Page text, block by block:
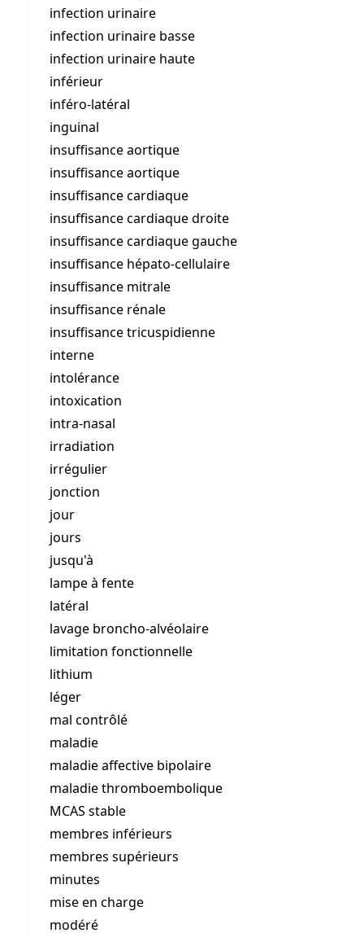
infection urinaire
infection urinaire basse
infection urinaire haute
inférieur
inféro-latéral
inguinal
insuffisance aortique
insuffisance aortique
insuffisance cardiaque
insuffisance cardiaque droite
insuffisance cardiaque gauche
insuffisance hépato-cellulaire
insuffisance mitrale
insuffisance rénale
insuffisance tricuspidienne
interne
intolérance
intoxication
intra-nasal
irradiation
irrégulier
jonction
jour
jours
jusqu'à
lampe à fente
latéral
lavage broncho-alvéolaire
limitation fonctionnelle
lithium
léger
mal contrôlé
maladie
maladie affective bipolaire
maladie thromboembolique
MCAS stable
membres inférieurs
membres supérieurs
minutes
mise en charge
modéré